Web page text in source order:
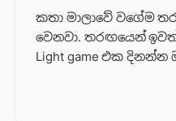
කතා මාලාවේ වගේම
වෙනවා. තරඟයෙන් ඉවත්
Light game එක